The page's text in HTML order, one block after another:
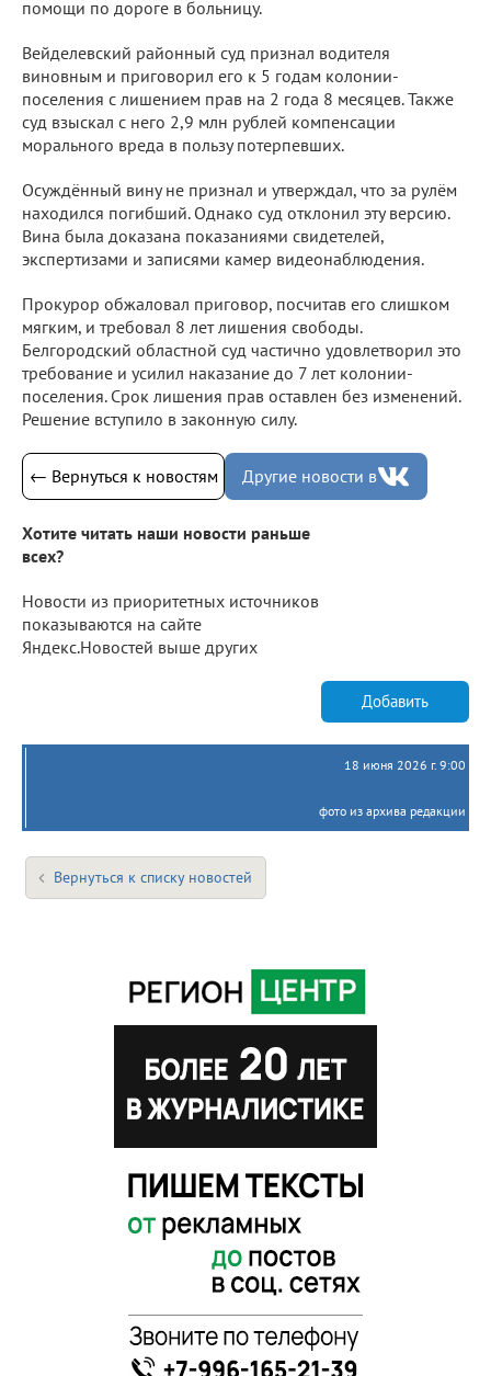
помощи по дороге в больницу.
Вейделевский районный суд признал водителя
виновным и приговорил его к 5 годам колонии-
поселения с лишением прав на 2 года 8 месяцев. Также
суд взыскал с него 2,9 млн рублей компенсации
морального вреда в пользу потерпевших.
Осуждённый вину не признал и утверждал, что за рулём
находился погибший. Однако суд отклонил эту версию.
Вина была доказана показаниями свидетелей,
экспертизами и записями камер видеонаблюдения.
Прокурор обжаловал приговор, посчитав его слишком
мягким, и требовал 8 лет лишения свободы.
Белгородский областной суд частично удовлетворил это
требование и усилил наказание до 7 лет колонии-
поселения. Срок лишения прав оставлен без изменений.
Решение вступило в законную силу.
← Вернуться к новостям Другие новости в
Хотите читать наши новости раньше
всех?
Новости из приоритетных источников
показываются на сайте
Яндекс.Новостей выше других
Добавить
18 июня 2026 г. 9:00
фото из архива редакции
Вернуться к списку новостей